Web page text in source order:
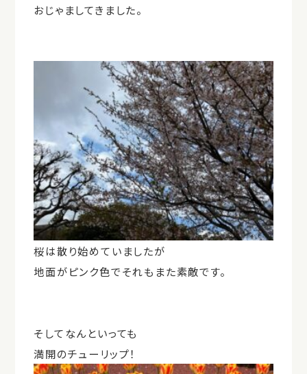
おじゃましてきました。
桜は散り始めていましたが
地面がピンク色でそれもまた素敵です。
そしてなんといっても
満開のチューリップ！